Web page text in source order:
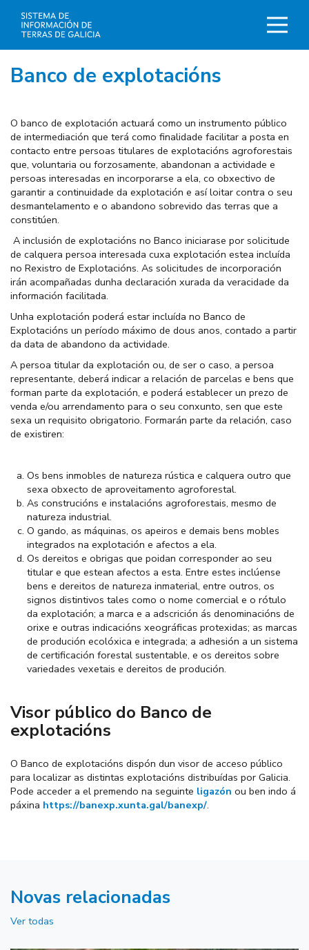
contido
principal
Banco de explotacións
O banco de explotación actuará como un instrumento público
de intermediación que terá como finalidade facilitar a posta en
contacto entre persoas titulares de explotacións agroforestais
que, voluntaria ou forzosamente, abandonan a actividade e
persoas interesadas en incorporarse a ela, co obxectivo de
garantir a continuidade da explotación e así loitar contra o seu
desmantelamento e o abandono sobrevido das terras que a
constitúen.
A inclusión de explotacións no Banco iniciarase por solicitude
de calquera persoa interesada cuxa explotación estea incluída
no Rexistro de Explotacións. As solicitudes de incorporación
irán acompañadas dunha declaración xurada da veracidade da
información facilitada.
Unha explotación poderá estar incluída no Banco de
Explotacións un período máximo de dous anos, contado a partir
da data de abandono da actividade.
A persoa titular da explotación ou, de ser o caso, a persoa
representante, deberá indicar a relación de parcelas e bens que
forman parte da explotación, e poderá establecer un prezo de
venda e/ou arrendamento para o seu conxunto, sen que este
sexa un requisito obrigatorio. Formarán parte da relación, caso
de existiren:
Os bens inmobles de natureza rústica e calquera outro que
sexa obxecto de aproveitamento agroforestal.
As construcións e instalacións agroforestais, mesmo de
natureza industrial.
O gando, as máquinas, os apeiros e demais bens mobles
integrados na explotación e afectos a ela.
Os dereitos e obrigas que poidan corresponder ao seu
titular e que estean afectos a esta. Entre estes inclúense
bens e dereitos de natureza inmaterial, entre outros, os
signos distintivos tales como o nome comercial e o rótulo
da explotación; a marca e a adscrición ás denominacións de
orixe e outras indicacións xeográficas protexidas; as marcas
de produción ecolóxica e integrada; a adhesión a un sistema
de certificación forestal sustentable, e os dereitos sobre
variedades vexetais e dereitos de produción.
Visor público do Banco de
explotacións
O Banco de explotacións dispón dun visor de acceso público
para localizar as distintas explotacións distribuídas por Galicia.
Pode acceder a el premendo na seguinte ligazón ou ben indo á
páxina https://banexp.xunta.gal/banexp/.
Novas relacionadas
Ver todas